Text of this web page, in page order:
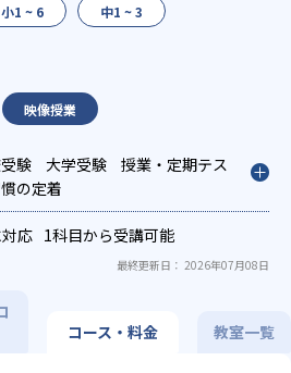
小1 ~ 6 中1 ~ 3
映像授業
験 大学受験
授業・定期テス
の定着
応 1科目から受講可能
最終更新日： 2026年07月08日
コース・料金 教室一覧